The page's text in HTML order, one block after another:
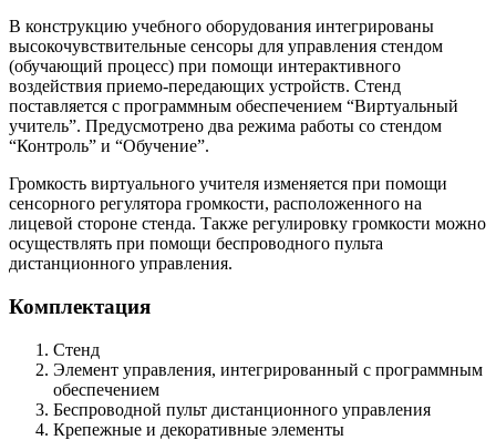
В конструкцию учебного оборудования интегрированы
высокочувствительные сенсоры для управления стендом
(обучающий процесс) при помощи интерактивного
воздействия приемо-передающих устройств. Стенд
поставляется с программным обеспечением “Виртуальный
учитель”. Предусмотрено два режима работы со стендом
“Контроль” и “Обучение”.
Громкость виртуального учителя изменяется при помощи
сенсорного регулятора громкости, расположенного на
лицевой стороне стенда. Также регулировку громкости можно
осуществлять при помощи беспроводного пульта
дистанционного управления.
Комплектация
Стенд
Элемент управления, интегрированный с программным
обеспечением
Беспроводной пульт дистанционного управления
Крепежные и декоративные элементы